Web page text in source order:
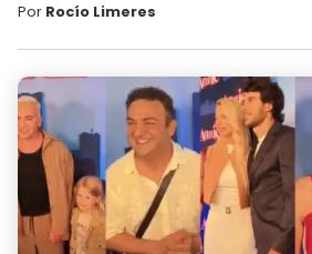
Por Rocío Limeres